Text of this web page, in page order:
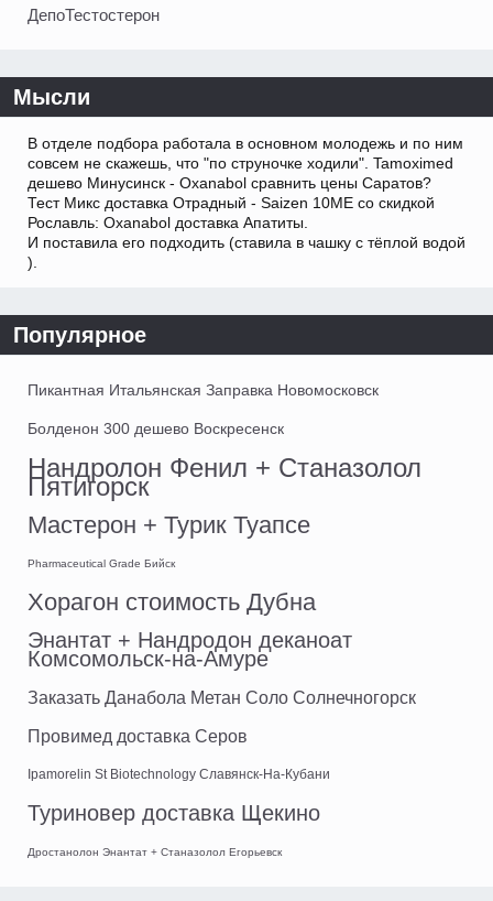
ДепоТестостерон
Мысли
В отделе подбора работала в основном молодежь и по ним
совсем не скажешь, что "по струночке ходили". Tamoximed
дешево Минусинск - Oxanabol сравнить цены Саратов?
Тест Микс доставка Отрадный - Saizen 10ME со скидкой
Рославль: Oxanabol доставка Апатиты.
И поставила его подходить (ставила в чашку с тёплой водой
).
Популярное
Пикантная Итальянская Заправка Новомосковск
Болденон 300 дешево Воскресенск
Нандролон Фенил + Станазолол
Пятигорск
Мастерон + Турик Туапсе
Pharmaceutical Grade Бийск
Хорагон стоимость Дубна
Энантат + Нандродон деканоат
Комсомольск-на-Амуре
Заказать Данабола Метан Соло Солнечногорск
Провимед доставка Серов
Ipamorelin St Biotechnology Славянск-На-Кубани
Туриновер доставка Щекино
Дростанолон Энантат + Станазолол Егорьевск